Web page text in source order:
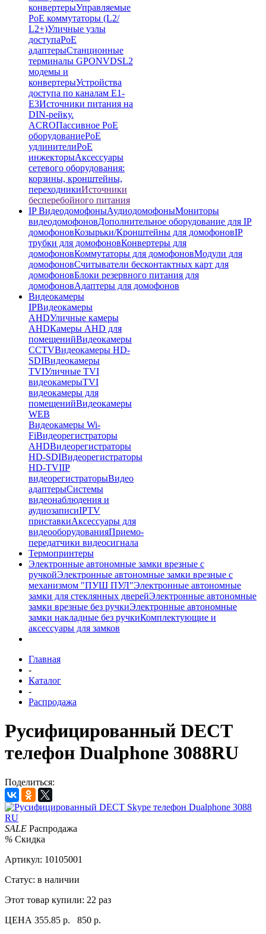
конвертерыУправляемые
PoE коммутаторы (L2/
L2+)Уличные узлы
доступаPoE
адаптерыСтанционные
терминалы GPONVDSL2
модемы и
конвертерыУстройства
доступа по каналам E1-
E3Источники питания на
DIN-рейку.
ACROПассивное PoE
оборудованиеPoE
удлинителиPoE
инжекторыАксессуары
сетевого оборудования:
корзины, кронштейны,
переходникиИсточники
бесперебойного питания
IP ВидеодомофоныАудиодомофоныМониторы
видеодомофоновДополнительное оборудование для IP
домофоновКозырьки/Кронштейны для домофоновIP
трубки для домофоновКонвертеры для
домофоновКоммутаторы для домофоновМодули для
домофоновСчитыватели бесконтактных карт для
домофоновБлоки резервного питания для
домофоновАдаптеры для домофонов
Видеокамеры
IPВидеокамеры
AHDУличные камеры
AHDКамеры AHD для
помещенийВидеокамеры
CCTVВидеокамеры HD-
SDIВидеокамеры
TVIУличные TVI
видеокамерыTVI
видеокамеры для
помещенийВидеокамеры
WEB
Видеокамеры Wi-
FiВидеорегистраторы
AHDВидеорегистраторы
HD-SDIВидеорегистраторы
HD-TVIIP
видеорегистраторыВидео
адаптерыСистемы
видеонаблюдения и
аудиозаписиIPTV
приставкиАксессуары для
видеооборудованияПриемо-
передатчики видеосигнала
Термопринтеры
Электронные автономные замки врезные с
ручкойЭлектронные автономные замки врезные с
механизмом "ПУШ ПУЛ"Электронные автономные
замки для стеклянных дверейЭлектронные автономные
замки врезные без ручкиЭлектронные автономные
замки накладные без ручкиКомплектующие и
аксессуары для замков
Главная
-
Каталог
-
Распродажа
Русифицированный DECT
телефон Dualphone 3088RU
Поделиться:
SALE Распродажа
% Скидка
Артикул: 10105001
Статус: в наличии
Этот товар купили: 22 раз
ЦЕНА 355.85 р.
850 р.